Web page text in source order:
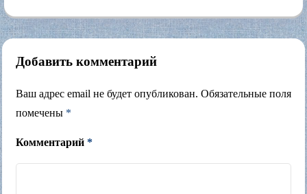
Добавить комментарий
Ваш адрес email не будет опубликован. Обязательные поля
помечены *
Комментарий *